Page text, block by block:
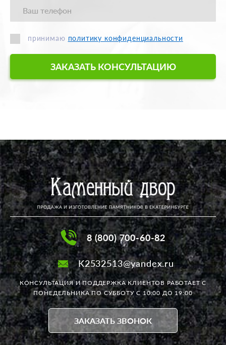
принимаю политику конфиденциальности
ЗАКАЗАТЬ КОНСУЛЬТАЦИЮ
8 (800) 700-60-82
K2532513@yandex.ru
КОНСУЛЬТАЦИЯ И ПОДДЕРЖКА КЛИЕНТОВ РАБОТАЕТС
ПОНЕДЕЛЬНИКА ПО СУББОТУ С 10:00 ДО 19:00
ЗАКАЗАТЬ ЗВОНОК